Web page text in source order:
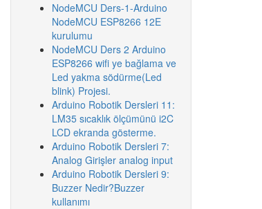
NodeMCU Ders-1-Arduino
NodeMCU ESP8266 12E
kurulumu
NodeMCU Ders 2 Arduino
ESP8266 wifi ye bağlama ve
Led yakma södürme(Led
blink) Projesi.
Arduino Robotik Dersleri 11:
LM35 sıcaklık ölçümünü i2C
LCD ekranda gösterme.
Arduino Robotik Dersleri 7:
Analog Girişler analog input
Arduino Robotik Dersleri 9:
Buzzer Nedir?Buzzer
kullanımı